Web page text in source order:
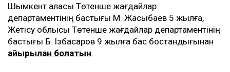
Шымкент қаласы Төтенше жағдайлар
департаментінің бастығы М. Жақсыбаев 5 жылға,
Жетісу облысы Төтенше жағдайлар департаментінің
бастығы Б. Ізбасаров 9 жылға бас бостандығынан
айырылған болатын.